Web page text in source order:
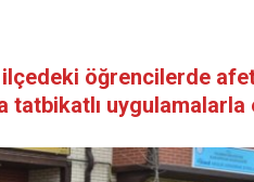
ilçedeki öğrencilerde
tatbikatlı uygulamalarla